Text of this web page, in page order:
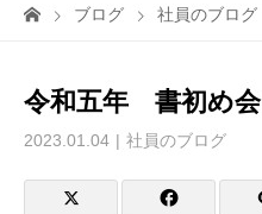
ブログ 社員のブログ
令和五年 書初め会
2023.01.04 社員のブログ